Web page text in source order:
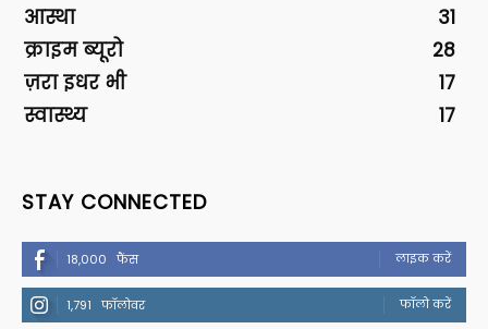
आस्था
31
क्राइम ब्यूरो
28
ज़रा इधर भी
17
स्वास्थ्य
17
STAY CONNECTED
18,000 फैंस लाइक करें
1,791 फॉलोवर फॉलो करें